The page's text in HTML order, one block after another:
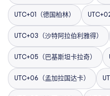
UTC+01（德国柏林）
UTC+03（沙特阿拉伯利雅得）
UTC+05（巴基斯坦卡拉奇）
UTC+06（孟加拉国达卡）